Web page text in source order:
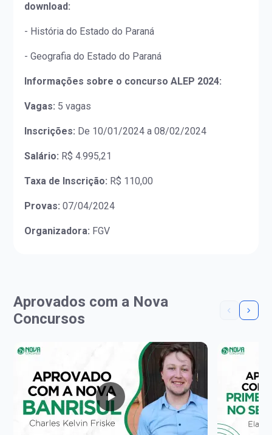
download:
- História do Estado do Paraná
- Geografia do Estado do Paraná
Informações sobre o concurso ALEP 2024:
Vagas: 5 vagas
Inscrições: De 10/01/2024 a 08/02/2024
Salário: R$ 4.995,21
Taxa de Inscrição: R$ 110,00
Provas: 07/04/2024
Organizadora: FGV
Aprovados com a Nova
Concursos